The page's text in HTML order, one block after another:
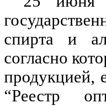
спирта и
согласно
продукцией,
“Реестр